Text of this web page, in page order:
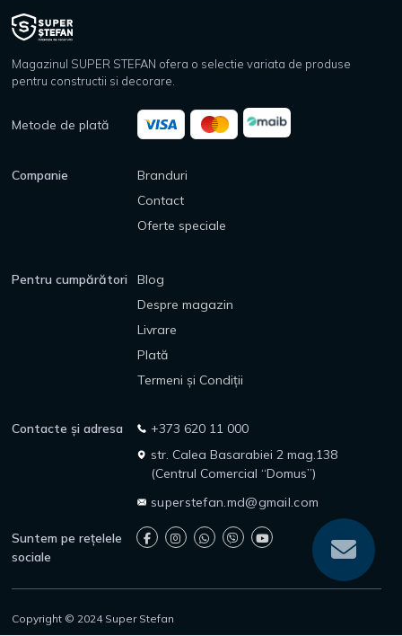
Magazinul SUPER STEFAN ofera o selectie variata de produse
pentru constructii si decorare.
Metode de plată
Companie
Branduri
Contact
Oferte speciale
Pentru cumpărători
Blog
Despre magazin
Livrare
Plată
Termeni și Condiții
Contacte și adresa
+373 620 11 000
str. Calea Basarabiei 2 mag.138
(Centrul Comercial “Domus”)
superstefan.md@gmail.com
Suntem pe rețelele
sociale
Copyright © 2024 Super Stefan